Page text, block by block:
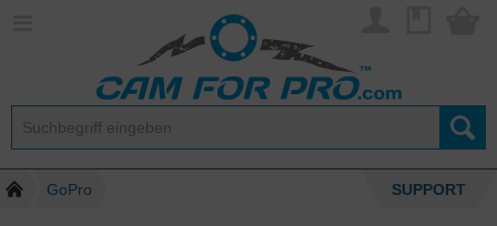
GoPro SUPPORT